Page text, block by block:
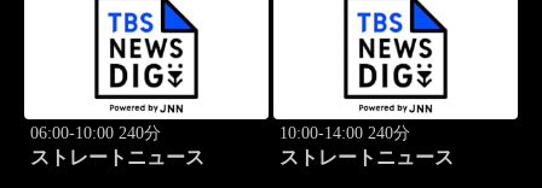
06:00-10:00 240分
ストレートニュース
10:00-14:00 240分
ストレートニュース